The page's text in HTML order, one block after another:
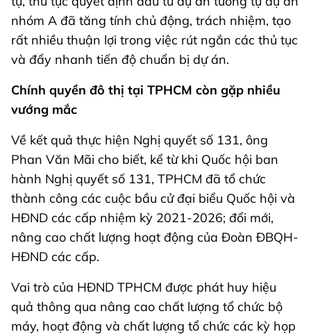
nhóm A đã tăng tính chủ động, trách nhiệm, tạo
rất nhiều thuận lợi trong việc rút ngắn các thủ tục
và đẩy nhanh tiến độ chuẩn bị dự án.
Chính quyền đô thị tại TPHCM còn gặp nhiều
vướng mắc
Về kết quả thực hiện Nghị quyết số 131, ông
Phan Văn Mãi cho biết, kể từ khi Quốc hội ban
hành Nghị quyết số 131, TPHCM đã tổ chức
thành công các cuộc bầu cử đại biểu Quốc hội và
HĐND các cấp nhiệm kỳ 2021-2026; đổi mới,
nâng cao chất lượng hoạt động của Đoàn ĐBQH-
HĐND các cấp.
Vai trò của HĐND TPHCM được phát huy hiệu
quả thông qua nâng cao chất lượng tổ chức bộ
máy, hoạt động và chất lượng tổ chức các kỳ họp